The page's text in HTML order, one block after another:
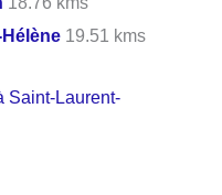
19.51 kms
Saint-Laurent-